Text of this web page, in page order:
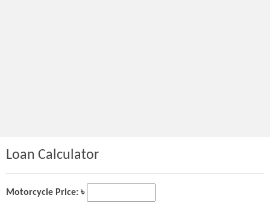
Loan Calculator
Motorcycle Price: ৳